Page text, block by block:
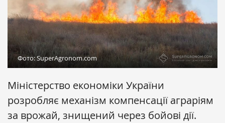
Фото: SuperAgronom.com
Міністерство економіки України
розробляє механізм компенсації аграріям
за врожай, знищений через бойові дії.